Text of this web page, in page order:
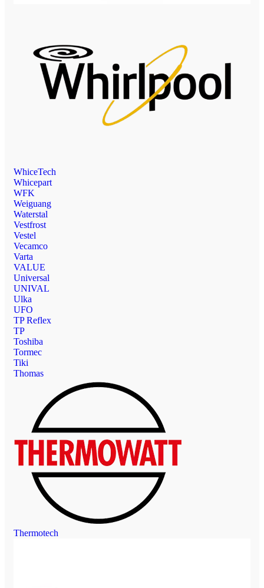
WhiceTech
Whicepart
WFK
Weiguang
Waterstal
Vestfrost
Vestel
Vecamco
Varta
VALUE
Universal
UNIVAL
Ulka
UFO
TP Reflex
TP
Toshiba
Tormec
Tiki
Thomas
Thermotech